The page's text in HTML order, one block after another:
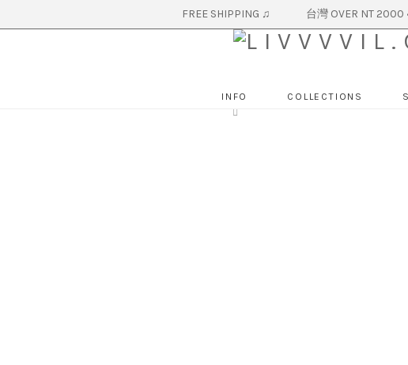
♫ 台灣 OVER NT 2000 •
INFO COLLECTIONS